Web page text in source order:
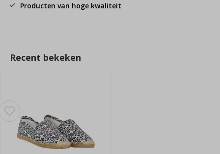
Producten van hoge kwaliteit
Recent bekeken